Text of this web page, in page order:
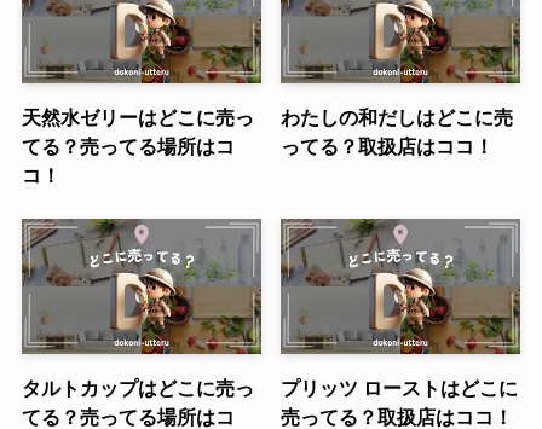
天然水ゼリーはどこに売っ
てる？売ってる場所はコ
コ！
わたしの和だしはどこに売
ってる？取扱店はココ！
タルトカップはどこに売っ
てる？売ってる場所はコ
プリッツ ローストはどこに
売ってる？取扱店はココ！